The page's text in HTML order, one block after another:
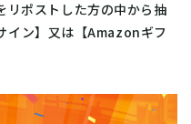
リポストした方の中から抽
イン】又は【Amazonギフ